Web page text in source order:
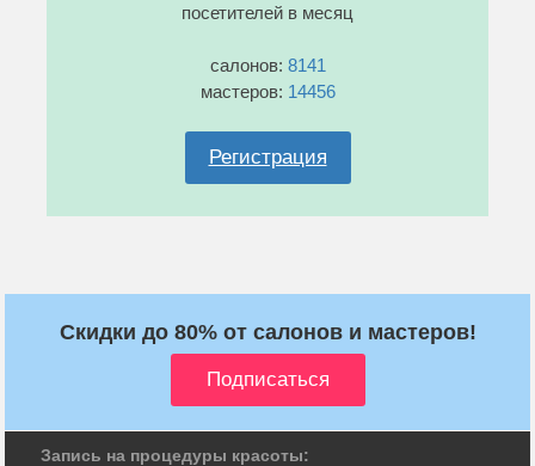
посетителей в месяц
салонов: 8141
мастеров: 14456
Регистрация
Скидки до 80% от салонов и мастеров!
Запись на процедуры красоты: